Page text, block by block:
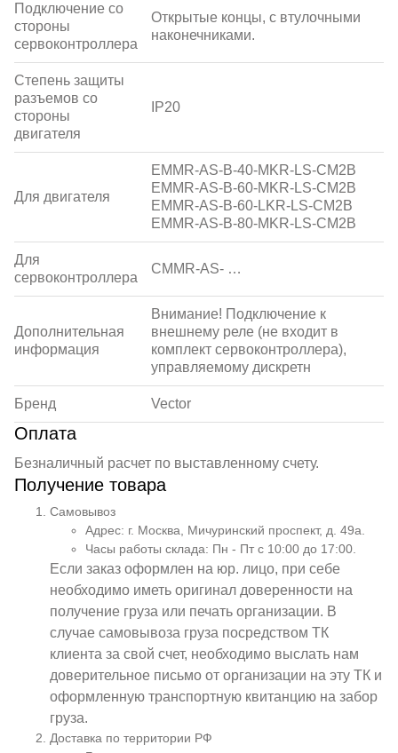
Подключение со
стороны
сервоконтроллера
Открытые концы, с втулочными
наконечниками.
Степень защиты
разъемов со
стороны
двигателя
IP20
Для двигателя
EMMR-AS-B-40-MKR-LS-CM2B
EMMR-AS-B-60-MKR-LS-CM2B
EMMR-AS-B-60-LKR-LS-CM2B
EMMR-AS-B-80-MKR-LS-CM2B
Для
сервоконтроллера
CMMR-AS- …
Дополнительная
информация
Внимание! Подключение к
внешнему реле (не входит в
комплект сервоконтроллера),
управляемому дискретн
Бренд Vector
Оплата
Безналичный расчет по выставленному счету.
Получение товара
Самовывоз
Адрес: г. Москва, Мичуринский проспект, д. 49а.
Часы работы склада: Пн - Пт с 10:00 до 17:00.
Если заказ оформлен на юр. лицо, при себе
необходимо иметь оригинал доверенности на
получение груза или печать организации. В
случае самовывоза груза посредством ТК
клиента за свой счет, необходимо выслать нам
доверительное письмо от организации на эту ТК и
оформленную транспортную квитанцию на забор
груза.
Доставка по территории РФ